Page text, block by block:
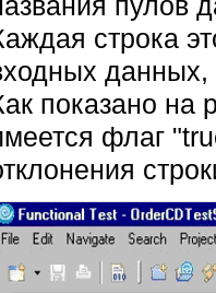
строка
данных,
показано на
флаг